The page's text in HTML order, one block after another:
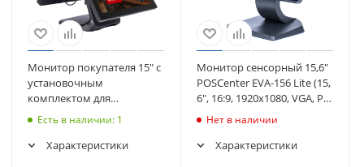
Монитор покупателя 15" с
установочным
комплектом для
сенсорного моноблока
Есть в наличии: 1
Характеристики
Монитор сенсорный 15,6"
POSCenter EVA-156 Lite (15,
6", 16:9, 1920х1080, VGA, P-
CAP, без MSR) (5157)
Нет в наличии
Характеристики